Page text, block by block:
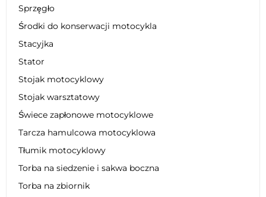
Sprzęgło
Środki do konserwacji motocykla
Stacyjka
Stator
Stojak motocyklowy
Stojak warsztatowy
Świece zapłonowe motocyklowe
Tarcza hamulcowa motocyklowa
Tłumik motocyklowy
Torba na siedzenie i sakwa boczna
Torba na zbiornik